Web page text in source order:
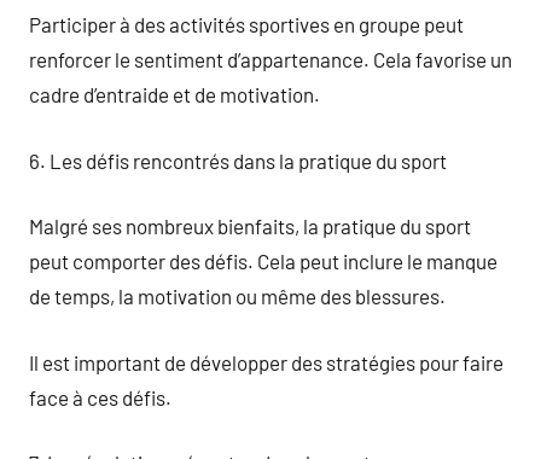
Participer à des activités sportives en groupe peut
renforcer le sentiment d’appartenance. Cela favorise un
cadre d’entraide et de motivation.
6. Les défis rencontrés dans la pratique du sport
Malgré ses nombreux bienfaits, la pratique du sport
peut comporter des défis. Cela peut inclure le manque
de temps, la motivation ou même des blessures.
Il est important de développer des stratégies pour faire
face à ces défis.